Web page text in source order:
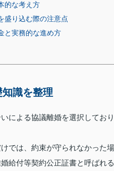
的な考え方
盛り込む際の注意点
と実務的な進め方
識を整理
による協議離婚を選択してお
では、約束が守られなかった
給付等契約公正証書と呼ばれ